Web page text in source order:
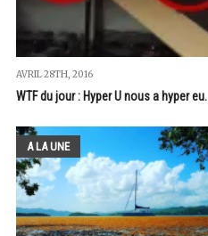
AVRIL 28TH, 2016
WTF du jour : Hyper U nous a hyper eu.
A LA UNE